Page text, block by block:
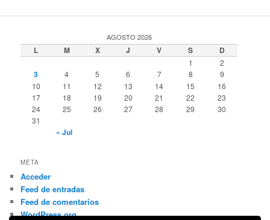
AGOSTO 2026
L M X J V S D
1 2
3 4 5 6 7 8
9
10
11 12 13 14 15
16
17
18 19 20 21 22
23
24
25 26 27 28 29
30
31
« Jul
META
Acceder
Feed de entradas
Feed de comentarios
WordPress.org